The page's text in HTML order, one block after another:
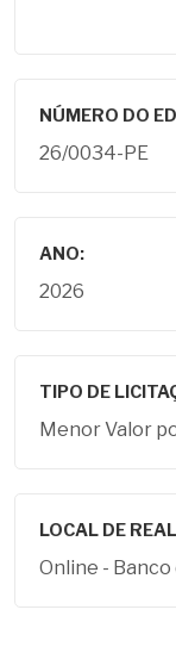
NÚMERO DO
26/0034-PE
ANO:
2026
TIPO DE
Menor Valor
LOCAL DE
Online - Banco